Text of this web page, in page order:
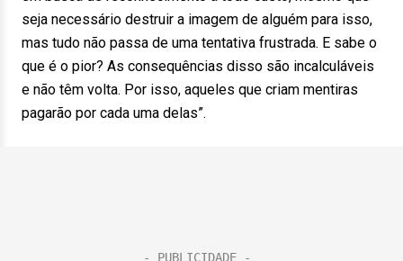
seja necessário destruir a imagem de alguém para isso,
mas tudo não passa de uma tentativa frustrada. E sabe o
que é o pior? As consequências disso são incalculáveis
e não têm volta. Por isso, aqueles que criam mentiras
pagarão por cada uma delas”.